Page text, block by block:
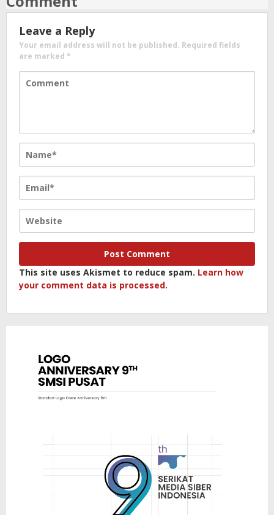
Leave a Reply
Your email address will not be published. Required fields
are marked *
This site uses Akismet to reduce spam. Learn how
your comment data is processed.